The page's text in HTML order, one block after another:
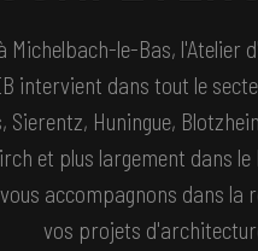
Michelbach-le-Bas, l'Atelier
intervient dans tout le
Sierentz, Huningue,
et plus largement dans le
accompagnons dans la
vos projets